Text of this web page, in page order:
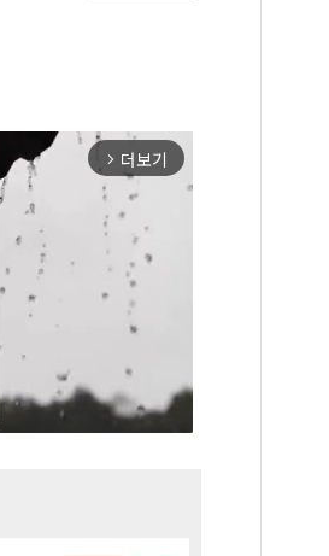
arrow_forward_ios 더보기